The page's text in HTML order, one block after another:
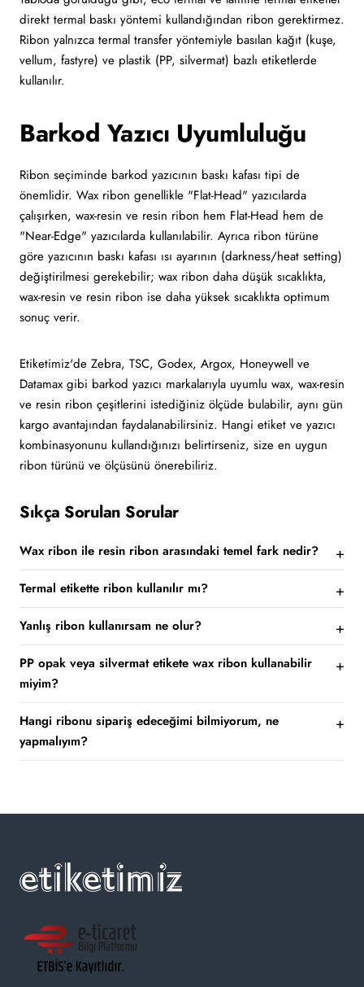
direkt termal baskı yöntemi kullandığından ribon gerektirmez.
Ribon yalnızca termal transfer yöntemiyle basılan kağıt (kuşe,
vellum, fastyre) ve plastik (PP, silvermat) bazlı etiketlerde
kullanılır.
Barkod Yazıcı Uyumluluğu
Ribon seçiminde barkod yazıcının baskı kafası tipi de
önemlidir. Wax ribon genellikle "Flat-Head" yazıcılarda
çalışırken, wax-resin ve resin ribon hem Flat-Head hem de
"Near-Edge" yazıcılarda kullanılabilir. Ayrıca ribon türüne
göre yazıcının baskı kafası ısı ayarının (darkness/heat setting)
değiştirilmesi gerekebilir; wax ribon daha düşük sıcaklıkta,
wax-resin ve resin ribon ise daha yüksek sıcaklıkta optimum
sonuç verir.
Etiketimiz'de Zebra, TSC, Godex, Argox, Honeywell ve
Datamax gibi barkod yazıcı markalarıyla uyumlu wax, wax-resin
ve resin ribon çeşitlerini istediğiniz ölçüde bulabilir, aynı gün
kargo avantajından faydalanabilirsiniz. Hangi etiket ve yazıcı
kombinasyonunu kullandığınızı belirtirseniz, size en uygun
ribon türünü ve ölçüsünü önerebiliriz.
Sıkça Sorulan Sorular
Wax ribon ile resin ribon arasındaki temel fark nedir?
Termal etikette ribon kullanılır mı?
Yanlış ribon kullanırsam ne olur?
PP opak veya silvermat etikete wax ribon kullanabilir
miyim?
Hangi ribonu sipariş edeceğimi bilmiyorum, ne
yapmalıyım?